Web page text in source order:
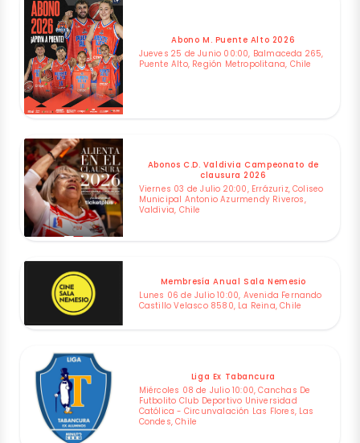
Abono M. Puente Alto 2026
Jueves 25 de Junio 00:00, Balmaceda 265,
Puente Alto, Región Metropolitana, Chile
Abonos C.D. Valdivia Campeonato de
clausura 2026
Viernes 03 de Julio 20:00, Errázuriz, Coliseo
Municipal Antonio Azurmendy Riveros,
Valdivia, Chile
Membresía Anual Sala Nemesio
Lunes 06 de Julio 10:00, Avenida Fernando
Castillo Velasco 8580, La Reina, Chile
Liga Ex Tabancura
Miércoles 08 de Julio 10:00, Canchas De
Futbolito Club Deportivo Universidad
Católica - Circunvalación Las Flores, Las
Condes, Chile